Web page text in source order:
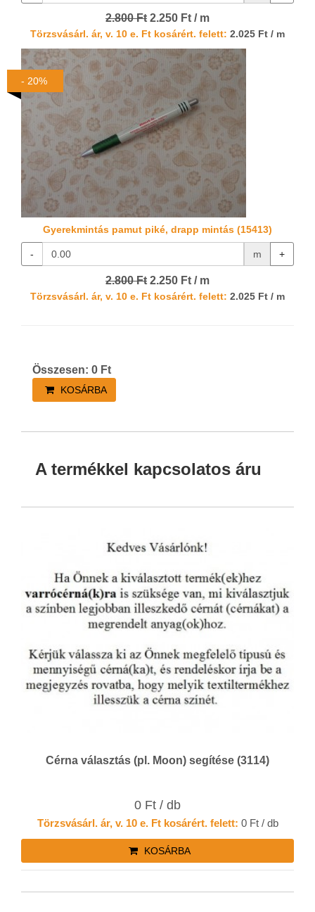
2.800 Ft 2.250 Ft / m
Törzsvásárl. ár, v. 10 e. Ft kosárért. felett: 2.025 Ft / m
Gyerekmintás pamut piké, drapp mintás (15413)
- m +
2.800 Ft 2.250 Ft / m
Törzsvásárl. ár, v. 10 e. Ft kosárért. felett: 2.025 Ft / m
- 20%
Összesen: 0 Ft
KOSÁRBA
A termékkel kapcsolatos áru
Cérna választás (pl. Moon) segítése (3114)
0 Ft / db
Törzsvásárl. ár, v. 10 e. Ft kosárért. felett: 0 Ft / db
KOSÁRBA